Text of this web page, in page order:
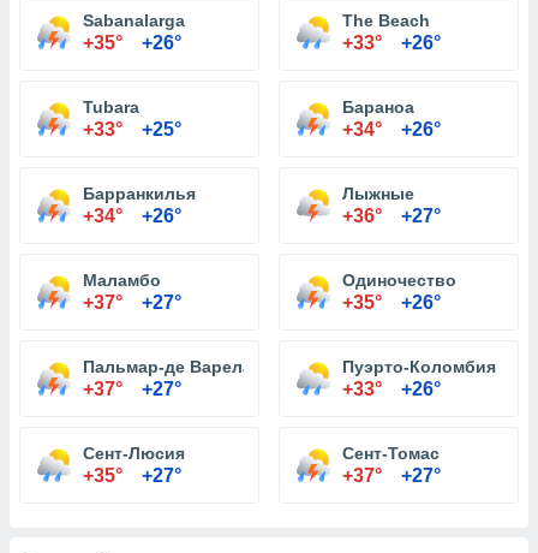
Sabanalarga
+35° +26°
The Beach
+33° +26°
Tubara
+33° +25°
Бараноа
+34° +26°
Барранкилья
+34° +26°
Лыжные
+36° +27°
Маламбо
+37° +27°
Одиночество
+35° +26°
Пальмар-де Варела
+37° +27°
Пуэрто-Коломбия
+33° +26°
Сент-Люсия
+35° +27°
Сент-Томас
+37° +27°